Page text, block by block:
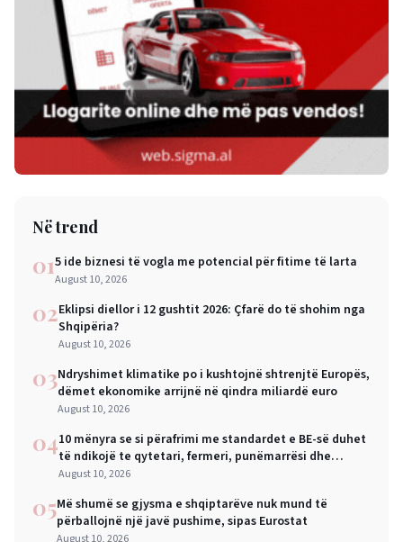
Në trend
015 ide biznesi të vogla me potencial për fitime të larta
August 10, 2026
02Eklipsi diellor i 12 gushtit 2026: Çfarë do të shohim nga
Shqipëria?
August 10, 2026
03Ndryshimet klimatike po i kushtojnë shtrenjtë Europës,
dëmet ekonomike arrijnë në qindra miliardë euro
August 10, 2026
0410 mënyra se si përafrimi me standardet e BE-së duhet
të ndikojë te qytetari, fermeri, punëmarrësi dhe
biznesi i vogël
August 10, 2026
05Më shumë se gjysma e shqiptarëve nuk mund të
përballojnë një javë pushime, sipas Eurostat